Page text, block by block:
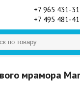
+7 965 431-
+7 495 481-
мрамора